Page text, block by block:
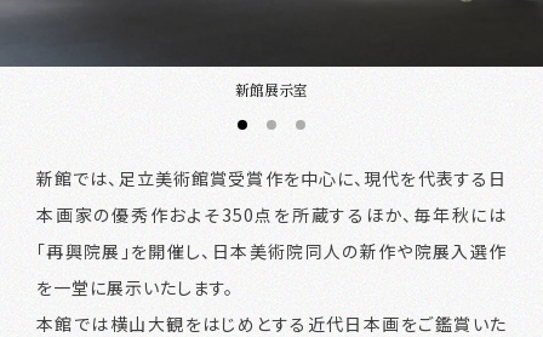
新館展示室
新館では、足立美術館賞受賞作を中心に、現代を代表する日
本画家の優秀作およそ350点を所蔵するほか、毎年秋には
「再興院展」を開催し、日本美術院同人の新作や院展入選作
を一堂に展示いたします。
本館では横山大観をはじめとする近代日本画をご鑑賞いた